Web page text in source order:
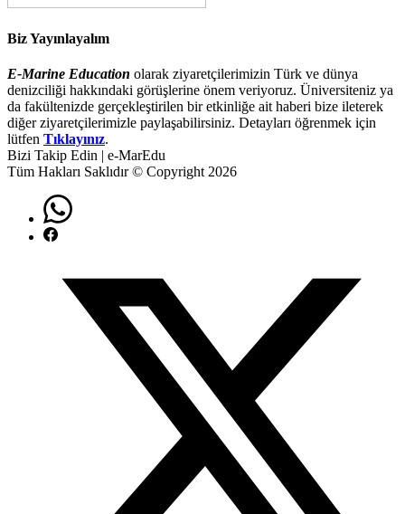
Biz Yayınlayalım
E-Marine Education olarak ziyaretçilerimizin Türk ve dünya
denizciliği hakkındaki görüşlerine önem veriyoruz. Üniversiteniz ya
da fakültenizde gerçekleştirilen bir etkinliğe ait haberi bize ileterek
diğer ziyaretçilerimizle paylaşabilirsiniz. Detayları öğrenmek için
lütfen Tıklayınız.
Bizi Takip Edin | e-MarEdu
Tüm Hakları Saklıdır © Copyright 2026